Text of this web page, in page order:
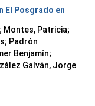
El Posgrado en
; Montes, Patricia;
; Padrón
Benjamín;
Galván, Jorge